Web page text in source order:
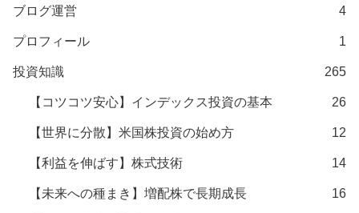
ブログ運営 4
プロフィール 1
投資知識 265
【コツコツ安心】インデックス投資の基本 26
【世界に分散】米国株投資の始め方 12
【利益を伸ばす】株式技術 14
【未来への種まき】増配株で長期成長 16